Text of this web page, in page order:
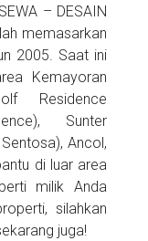
– DESAIN
memasarkan
2005. Saat ini
Kemayoran
Residence
Sunter
Ancol,
di luar area
milik Anda
silahkan
juga!